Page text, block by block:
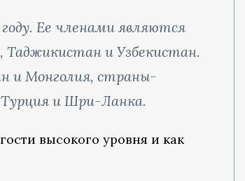
Ее членами являются
Таджикистан и Узбекистан.
и Монголия, страны-
и Шри-Ланка.
высокого уровня и как